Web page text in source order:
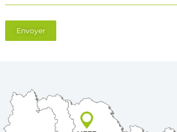
Envoyer